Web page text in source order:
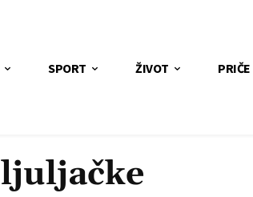
SPORT ŽIVOT PRIČE
ljuljačke